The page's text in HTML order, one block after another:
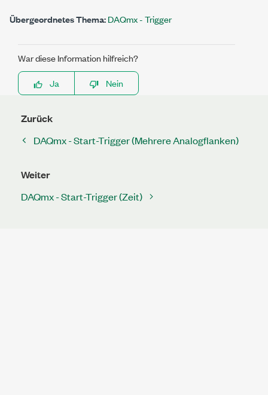
Übergeordnetes Thema:DAQmx - Trigger
War diese Information hilfreich?
Ja
Nein
Zurück
DAQmx - Start-Trigger (Mehrere Analogflanken)
Weiter
DAQmx - Start-Trigger (Zeit)